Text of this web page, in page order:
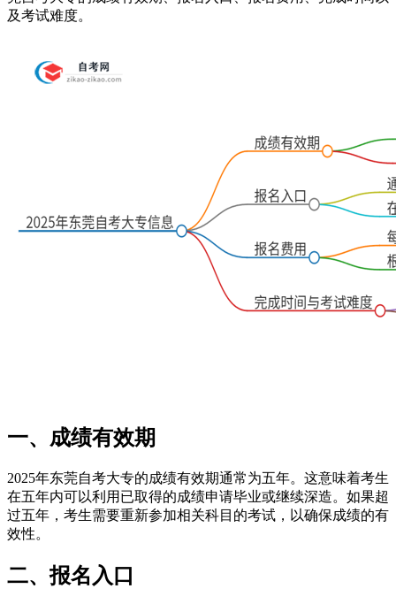
及考试难度。
一、成绩有效期
2025年东莞自考大专的成绩有效期通常为五年。这意味着考生
在五年内可以利用已取得的成绩申请毕业或继续深造。如果超
过五年，考生需要重新参加相关科目的考试，以确保成绩的有
效性。
二、报名入口